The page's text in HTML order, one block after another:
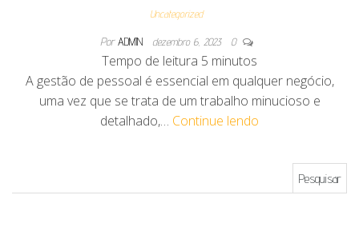
Uncategorized
Por ADMIN dezembro 6, 2023 0
Tempo de leitura 5 minutos
A gestão de pessoal é essencial em qualquer negócio,
uma vez que se trata de um trabalho minucioso e
detalhado,… Continue lendo